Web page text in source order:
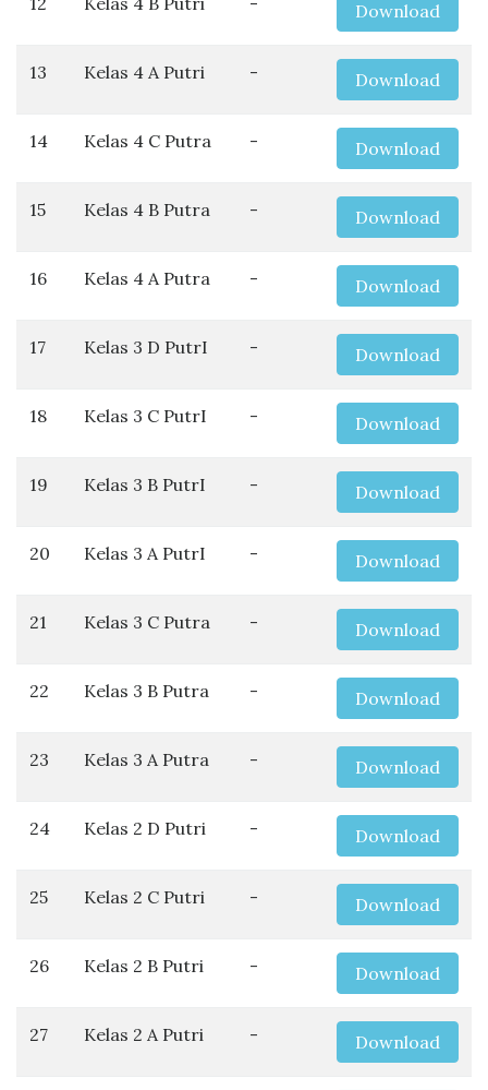
Download
13 Kelas 4 A Putri - Download
14 Kelas 4 C Putra - Download
15 Kelas 4 B Putra - Download
16 Kelas 4 A Putra - Download
17 Kelas 3 D PutrI - Download
18 Kelas 3 C PutrI - Download
19 Kelas 3 B PutrI - Download
20 Kelas 3 A PutrI - Download
21 Kelas 3 C Putra - Download
22 Kelas 3 B Putra - Download
23 Kelas 3 A Putra - Download
24 Kelas 2 D Putri - Download
25 Kelas 2 C Putri - Download
26 Kelas 2 B Putri - Download
27 Kelas 2 A Putri - Download